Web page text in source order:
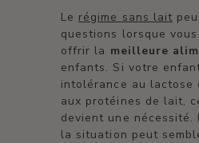
Le régime sans lait
questions lorsque
offrir la meilleure
enfants. Si votre
intolérance au lactose
aux protéines de lait,
devient une nécessité.
la situation peut